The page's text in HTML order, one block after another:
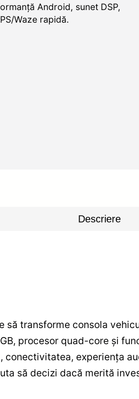
Android, sunet DSP,
Waze rapidă.
Descriere
să transforme consola
procesor quad-core și
conectivitatea, experiența
să decizi dacă merită